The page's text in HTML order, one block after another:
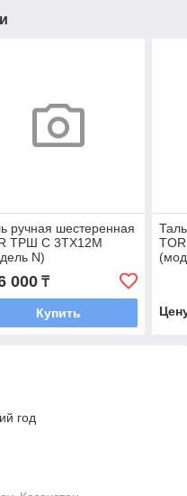
ручная шестеренная
ТРШ C 3ТХ12М
N)
000₸
Купить
год